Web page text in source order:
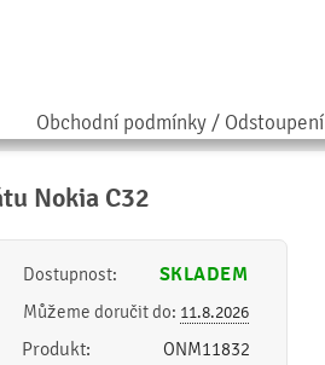
Obchodní podmínky / Odstoupení
Nokia C32
Dostupnost: SKLADEM
Můžeme doručit do: 11.8.2026
Produkt: ONM11832